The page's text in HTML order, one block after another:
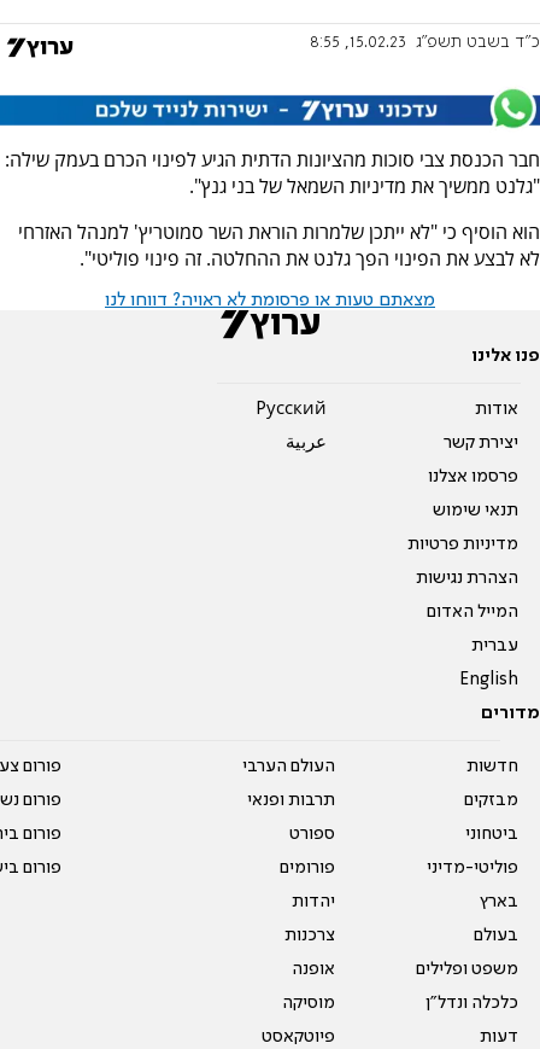
כ"ד בשבט תשפ"ג 15.02.23, 8:55
חבר הכנסת צבי סוכות מהציונות הדתית הגיע לפינוי הכרם בעמק שילה:
"גלנט ממשיך את מדיניות השמאל של בני גנץ".
הוא הוסיף כי "לא ייתכן שלמרות הוראת השר סמוטריץ' למנהל האזרחי
לא לבצע את הפינוי הפך גלנט את ההחלטה. זה פינוי פוליטי".
מצאתם טעות או פרסומת לא ראויה? דווחו לנו
פנו אלינו
אודות
יצירת קשר
פרסמו אצלנו
תנאי שימוש
מדיניות פרטיות
הצהרת נגישות
המייל האדום
עברית
English
Pусский
عربية
מדורים
חדשות
מבזקים
ביטחוני
פוליטי-מדיני
בארץ
בעולם
משפט ופלילים
כלכלה ונדל"ן
דעות
העולם הערבי
תרבות ופנאי
ספורט
פורומים
יהדות
צרכנות
אופנה
מוסיקה
פיוטקאסט
פורום
פורום
פורום
פורום